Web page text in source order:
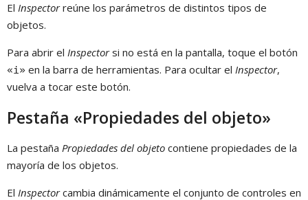
El Inspectorreúne los parámetros de distintos tipos de
objetos.
Para abrir el Inspectorsi no está en la pantalla, toque el botón
«i» en la barra de herramientas. Para ocultar el Inspector,
vuelva a tocar este botón.
Pestaña «Propiedades del objeto»
La pestaña Propiedades del objeto contiene propiedades de la
mayoría de los objetos.
El Inspectorcambia dinámicamente el conjunto de controles en